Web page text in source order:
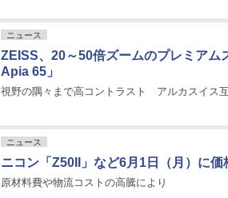
ニュース
ZEISS、20～50倍ズームのプレミア
Apia 65」
視野の隅々まで高コントラスト アルカスイス
ニュース
ニコン「Z50II」など6月1日（月）に価
原材料費や物流コストの高騰により